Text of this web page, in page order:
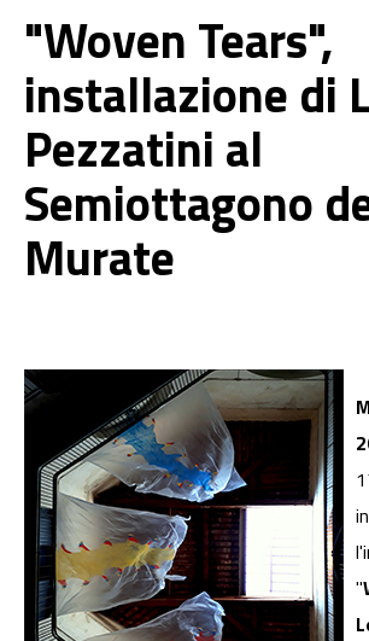
"Woven Tears",
installazione di
Pezzatini al
Semiottagono
Murate
"